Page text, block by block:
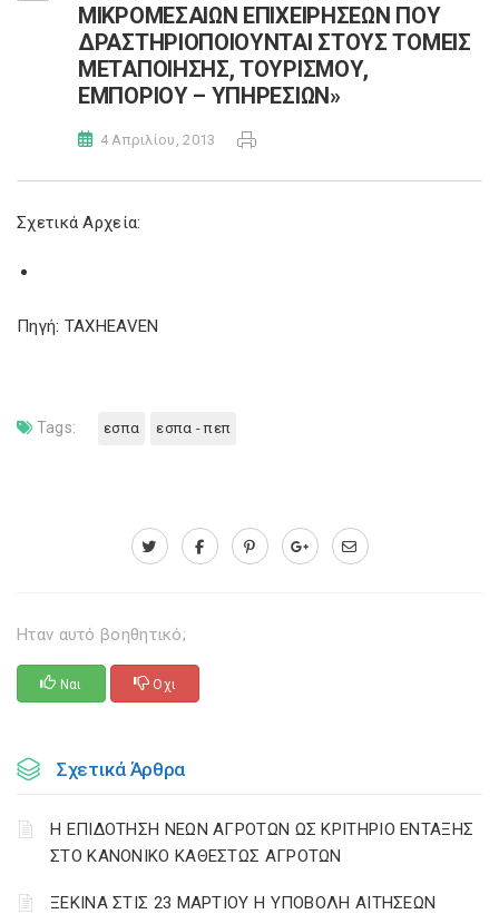
ΜΙΚΡΟΜΕΣΑΙΩΝ ΕΠΙΧΕΙΡΗΣΕΩΝ ΠΟΥ
ΔΡΑΣΤΗΡΙΟΠΟΙΟΥΝΤΑΙ ΣΤΟΥΣ ΤΟΜΕΙΣ
ΜΕΤΑΠΟΙΗΣΗΣ, ΤΟΥΡΙΣΜΟΥ,
ΕΜΠΟΡΙΟΥ – ΥΠΗΡΕΣΙΩΝ»
4 Απριλίου, 2013
Σχετικά Αρχεία:
Πηγή: TAXHEAVEN
Tags: εσπα εσπα - πεπ
Ηταν αυτό βοηθητικό;
Ναι Οχι
Σχετικά Άρθρα
Η ΕΠΙΔΟΤΗΣΗ ΝΕΩΝ ΑΓΡΟΤΩΝ ΩΣ ΚΡΙΤΗΡΙΟ ΕΝΤΑΞΗΣ
ΣΤΟ ΚΑΝΟΝΙΚΟ ΚΑΘΕΣΤΩΣ ΑΓΡΟΤΩΝ
ΞΕΚΙΝΑ ΣΤΙΣ 23 ΜΑΡΤΙΟΥ Η ΥΠΟΒΟΛΗ ΑΙΤΗΣΕΩΝ